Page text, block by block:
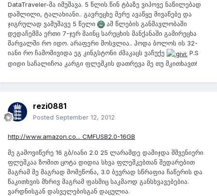
DataTraveler-მა იმუშავა. 5 წლის წინ ტბაზე ვიპოვე ნაწილებად
დაშლილი, ტალახიანი.. გავრეცხე მერე ავაწყე მივაწებე და
ჯიგრულად ვამუშავე 5 წელი
ამ წლების განმავლობაში
დედაჩემმა ერთი 7-ჯერ მაინც სარეცხის მანქანაში გამირეცხა
შარვალში რო იდო. არაფერი მოსვლია.. ჰოდა ბოლოს ის 32-
იანი რო ჩამომივიდა ეგ კინგსტონი ძმაკაცს ვაჩუქე
P.S
დიდი საჩალიჩოა კარგი ფლეშკის დათრევა მე თუ მკითხავთ!
rezi0881
Posted September 12, 2012
http://www.amazon.co... CMFUSB2.0-16GB
მე გამოვიწერე 16 გბ/იანი 2.0 25 ლარამდე დამიჯდა მშვენიერი
ფლეშკაა ზომით ცოტა დიდია სხვა ფლეშკებთან შედარებით
მაგრამ მე მაგრად მომეწონა, 3.0 ბევრად სწრაფია ჩაწერის და
წაკითხვის მხრივ მაგრამ ფასშიც საკმაოდ განსხვავებებია.
ვარდნისგან დასველებისგან დაცულია.